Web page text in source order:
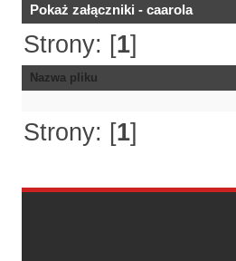
Pokaż załączniki - caarola
Strony: [1]
Nazwa pliku
Strony: [1]